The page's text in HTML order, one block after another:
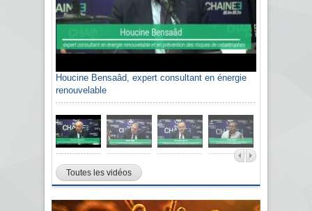
Houcine Bensaâd, expert consultant en énergie
renouvelable
Toutes les vidéos